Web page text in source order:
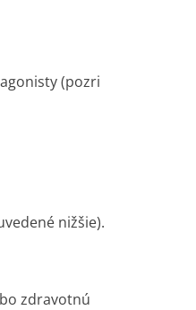
(pozri
nižšie).
zdravotnú